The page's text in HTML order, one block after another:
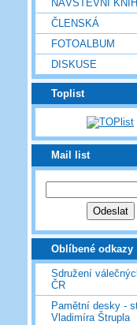
NÁVŠTĚVNÍ
ČLENSKÁ
FOTOALBUM
DISKUSE
Toplist
Mail list
Oblíbené odkazy
Sdružení
ČR
Pamětní desky -
Vladimíra Štrupla